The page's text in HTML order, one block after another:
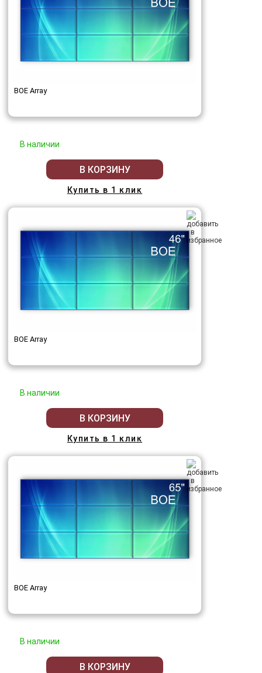
BOE Array
В наличии
В КОРЗИНУ
Купить в 1 клик
BOE Array
В наличии
В КОРЗИНУ
Купить в 1 клик
BOE Array
В наличии
В КОРЗИНУ